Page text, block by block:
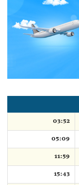
03:52
05:09
11:59
15:43